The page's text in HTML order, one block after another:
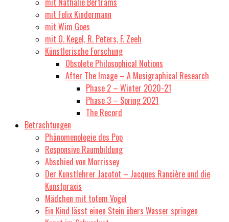
mit Felix Kindermann
mit Wim Goes
mit O. Kegel, R. Peters, F. Zeeh
Künstlerische Forschung
Obsolete Philosophical Notions
After The Image – A Musigraphical Research
Phase 2 – Winter 2020-21
Phase 3 – Spring 2021
The Record
Betrachtungen
Phänomenologie des Pop
Responsive Raumbildung
Abschied von Morrissey
Der Kunstlehrer Jacotot – Jacques Rancière und die
Kunstpraxis
Mädchen mit totem Vogel
Ein Kind lässt einen Stein übers Wasser springen